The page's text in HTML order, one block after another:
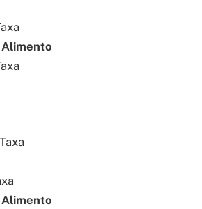
Alimento
Alimento